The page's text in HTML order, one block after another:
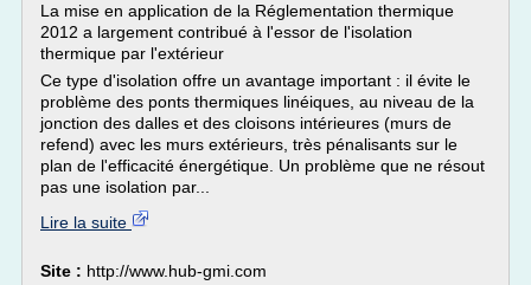
La mise en application de la Réglementation thermique
2012 a largement contribué à l'essor de l'isolation
thermique par l'extérieur
Ce type d'isolation offre un avantage important : il évite le
problème des ponts thermiques linéiques, au niveau de la
jonction des dalles et des cloisons intérieures (murs de
refend) avec les murs extérieurs, très pénalisants sur le
plan de l'efficacité énergétique. Un problème que ne résout
pas une isolation par...
Lire la suite
Site : http://www.hub-gmi.com